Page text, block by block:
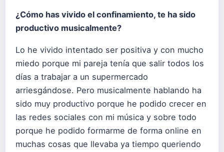
¿Cómo has vivido el confinamiento, te ha sido
productivo musicalmente?
Lo he vivido intentado ser positiva y con mucho
miedo porque mi pareja tenía que salir todos los
días a trabajar a un supermercado
arriesgándose. Pero musicalmente hablando ha
sido muy productivo porque he podido crecer en
las redes sociales con mi música y sobre todo
porque he podido formarme de forma online en
muchas cosas que llevaba ya tiempo queriendo